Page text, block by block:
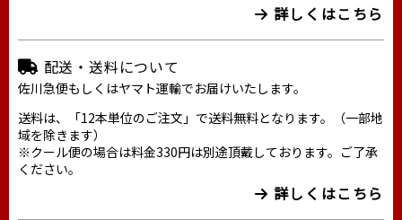
詳しくはこちら
配送・送料について
佐川急便もしくはヤマト運輸でお届けいたします。
送料は、「12本単位のご注文」で送料無料となります。（一部地
域を除きます）
※クール便の場合は料金330円は別途頂戴しております。ご了承
ください。
詳しくはこちら